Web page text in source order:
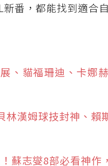
番，都能找到適合
、貓福珊迪、卡娜
漢姆球技封神、賴
蘇志燮8部必看神